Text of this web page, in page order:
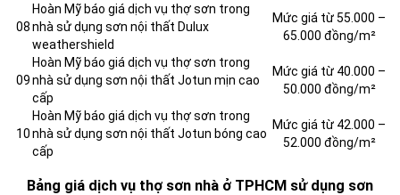
08
Hoàn Mỹ báo giá dịch vụ thợ sơn trong
nhà sử dụng sơn nội thất Dulux
weathershield
Mức giá từ 55.000 –
65.000 đồng/m²
09
Hoàn Mỹ báo giá dịch vụ thợ sơn trong
nhà sử dụng sơn nội thất Jotun mịn cao
cấp
Mức giá từ 40.000 –
50.000 đồng/m²
10
Hoàn Mỹ báo giá dịch vụ thợ sơn trong
nhà sử dụng sơn nội thất Jotun bóng cao
cấp
Mức giá từ 42.000 –
52.000 đồng/m²
Bảng giá dịch vụ thợ sơn nhà ở TPHCM sử dụng sơn